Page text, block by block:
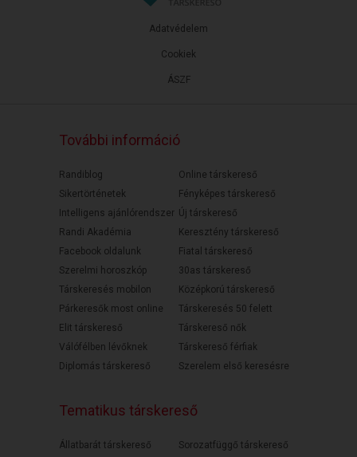
ÁSZF
Adatvédelem
Cookiek
További információ
Randiblog
Sikertörténetek
Intelligens ajánlórendszer
Randi Akadémia
Facebook oldalunk
Szerelmi horoszkóp
Társkeresés mobilon
Párkeresők most online
Elit társkereső
Válófélben lévőknek
Diplomás társkereső
Online társkereső
Fényképes társkereső
Új társkereső
Keresztény társkereső
Fiatal társkereső
30as társkereső
Középkorú társkereső
Társkeresés 50 felett
Társkereső nők
Társkereső férfiak
Szerelem első keresésre
Tematikus társkereső
Állatbarát társkereső
Sorozatfüggő társkereső